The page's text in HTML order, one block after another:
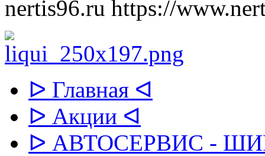
nertis96.ru https://
ᐅ Главная ᐊ
ᐅ Акции ᐊ
ᐅ АВТОСЕРВИС -